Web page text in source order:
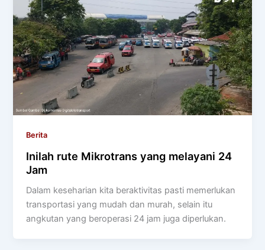
Berita
Inilah rute Mikrotrans yang melayani 24
Jam
Dalam keseharian kita beraktivitas pasti memerlukan
transportasi yang mudah dan murah, selain itu
angkutan yang beroperasi 24 jam juga diperlukan.